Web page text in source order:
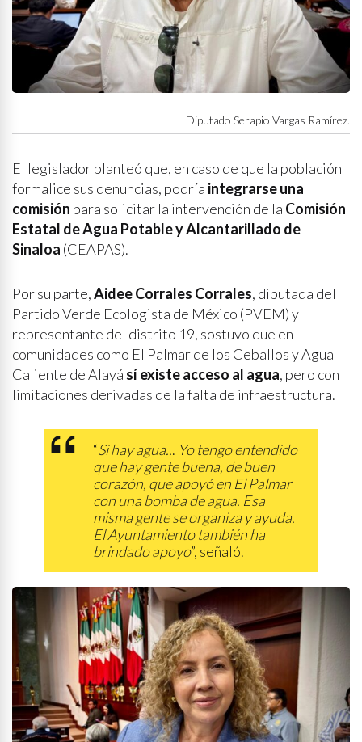
Diputado Serapio Vargas Ramírez.
El legislador planteó que, en caso de que la población
formalice sus denuncias, podría integrarse una
comisión para solicitar la intervención de la Comisión
Estatal de Agua Potable y Alcantarillado de
Sinaloa (CEAPAS).
Por su parte,Aidee Corrales Corrales, diputada del
Partido Verde Ecologista de México (PVEM) y
representante del distrito 19, sostuvo que en
comunidades como El Palmar de los Ceballos y Agua
Caliente de Alayá sí existe acceso al agua, pero con
limitaciones derivadas de la falta de infraestructura.
“Si hay agua... Yo tengo entendido
que hay gente buena, de buen
corazón, que apoyó en El Palmar
con una bomba de agua. Esa
misma gente se organiza y ayuda.
El Ayuntamiento también ha
brindado apoyo”, señaló.